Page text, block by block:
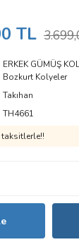
TL
ERKEK GÜMÜŞ
Bozkurt Kolyeler
Takıhan
TH4661